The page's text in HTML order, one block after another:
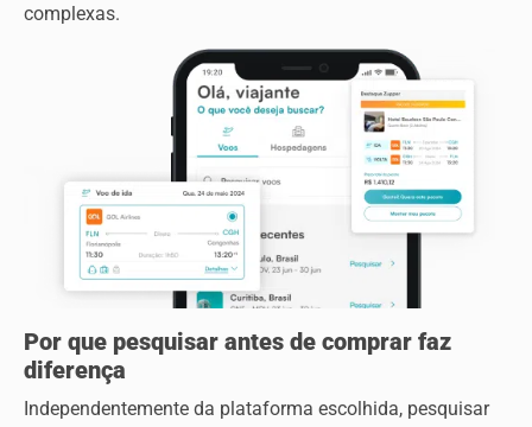
complexas.
Por que pesquisar antes de comprar faz
diferença
Independentemente da plataforma escolhida, pesquisar